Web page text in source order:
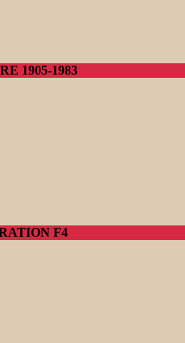
1905-1983
F4